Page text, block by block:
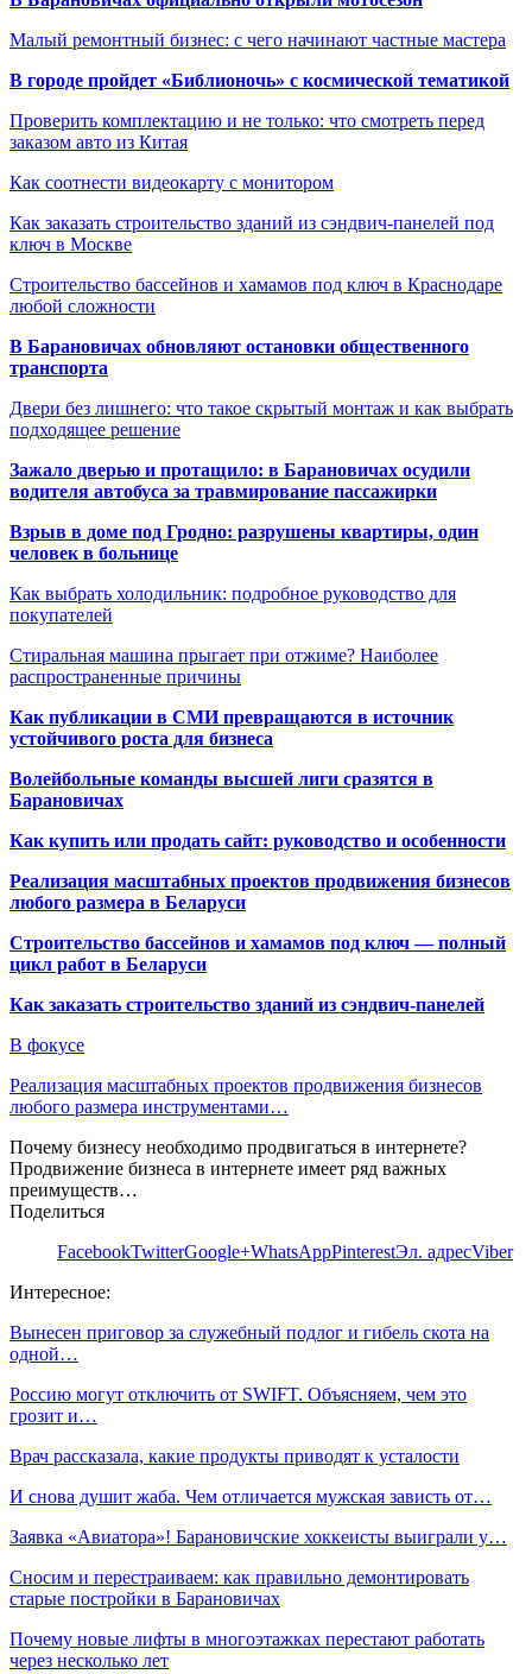
Малый ремонтный бизнес: с чего начинают частные мастера
В городе пройдет «Библионочь» с космической тематикой
Проверить комплектацию и не только: что смотреть перед
заказом авто из Китая
Как соотнести видеокарту с монитором
Как заказать строительство зданий из сэндвич-панелей под
ключ в Москве
Строительство бассейнов и хамамов под ключ в Краснодаре
любой сложности
В Барановичах обновляют остановки общественного
транспорта
Двери без лишнего: что такое скрытый монтаж и как выбрать
подходящее решение
Зажало дверью и протащило: в Барановичах осудили
водителя автобуса за травмирование пассажирки
Взрыв в доме под Гродно: разрушены квартиры, один
человек в больнице
Как выбрать холодильник: подробное руководство для
покупателей
Стиральная машина прыгает при отжиме? Наиболее
распространенные причины
Как публикации в СМИ превращаются в источник
устойчивого роста для бизнеса
Волейбольные команды высшей лиги сразятся в
Барановичах
Как купить или продать сайт: руководство и особенности
Реализация масштабных проектов продвижения бизнесов
любого размера в Беларуси
Строительство бассейнов и хамамов под ключ — полный
цикл работ в Беларуси
Как заказать строительство зданий из сэндвич-панелей
В фокусе
Реализация масштабных проектов продвижения бизнесов
любого размера инструментами…
Почему бизнесу необходимо продвигаться в интернете?
Продвижение бизнеса в интернете имеет ряд важных
преимуществ…
Поделиться
FacebookTwitterGoogle+WhatsAppPinterestЭл. адресViber
Интересное:
Вынесен приговор за служебный подлог и гибель скота на
одной…
Россию могут отключить от SWIFT. Объясняем, чем это
грозит и…
Врач рассказала, какие продукты приводят к усталости
И снова душит жаба. Чем отличается мужская зависть от…
Заявка «Авиатора»! Барановичские хоккеисты выиграли у…
Сносим и перестраиваем: как правильно демонтировать
старые постройки в Барановичах
Почему новые лифты в многоэтажках перестают работать
через несколько лет